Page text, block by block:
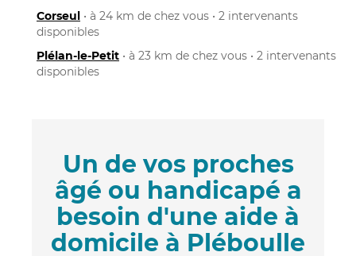
Corseul • à 24 km de chez vous • 2 intervenants
disponibles
Plélan-le-Petit • à 23 km de chez vous • 2 intervenants
disponibles
Un de vos proches
âgé ou handicapé a
besoin d'une aide à
domicile à Pléboulle